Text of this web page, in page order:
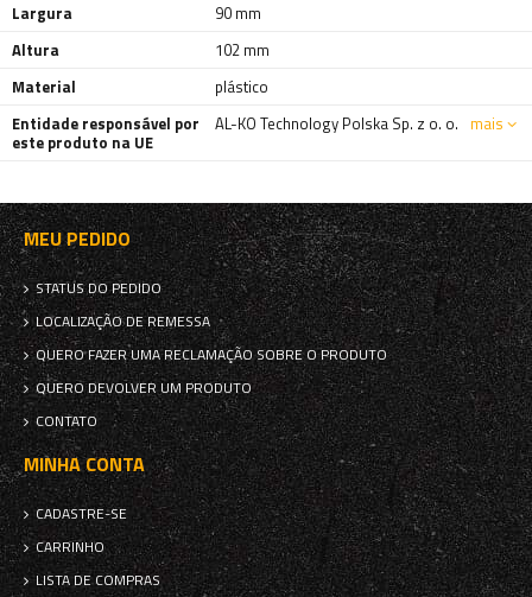
Largura
90 mm
Altura
102 mm
Material
plástico
Entidade responsável por
este produto na UE
AL-KO Technology Polska Sp. z o. o. mais
MEU PEDIDO
STATUS DO PEDIDO
LOCALIZAÇÃO DE REMESSA
QUERO FAZER UMA RECLAMAÇÃO SOBRE O PRODUTO
QUERO DEVOLVER UM PRODUTO
CONTATO
MINHA CONTA
CADASTRE-SE
CARRINHO
LISTA DE COMPRAS